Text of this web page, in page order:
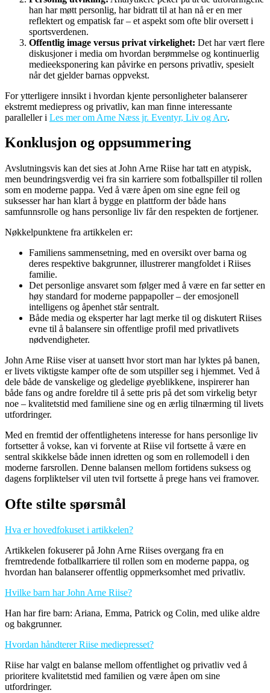
han har møtt personlig, har bidratt til at han nå er en mer
reflektert og empatisk far – et aspekt som ofte blir oversett i
sportsverdenen.
Offentlig image versus privat virkelighet: Det har vært flere
diskusjoner i media om hvordan berømmelse og kontinuerlig
medieeksponering kan påvirke en persons privatliv, spesielt
når det gjelder barnas oppvekst.
For ytterligere innsikt i hvordan kjente personligheter balanserer
ekstremt mediepress og privatliv, kan man finne interessante
paralleller i Les mer om Arne Næss jr. Eventyr, Liv og Arv.
Konklusjon og oppsummering
Avslutningsvis kan det sies at John Arne Riise har tatt en atypisk,
men beundringsverdig vei fra sin karriere som fotballspiller til rollen
som en moderne pappa. Ved å være åpen om sine egne feil og
suksesser har han klart å bygge en plattform der både hans
samfunnsrolle og hans personlige liv får den respekten de fortjener.
Nøkkelpunktene fra artikkelen er:
Familiens sammensetning, med en oversikt over barna og
deres respektive bakgrunner, illustrerer mangfoldet i Riises
familie.
Det personlige ansvaret som følger med å være en far setter en
høy standard for moderne pappapoller – der emosjonell
intelligens og åpenhet står sentralt.
Både media og eksperter har lagt merke til og diskutert Riises
evne til å balansere sin offentlige profil med privatlivets
nødvendigheter.
John Arne Riise viser at uansett hvor stort man har lyktes på banen,
er livets viktigste kamper ofte de som utspiller seg i hjemmet. Ved å
dele både de vanskelige og gledelige øyeblikkene, inspirerer han
både fans og andre foreldre til å sette pris på det som virkelig betyr
noe – kvalitetstid med familiene sine og en ærlig tilnærming til livets
utfordringer.
Med en fremtid der offentlighetens interesse for hans personlige liv
fortsetter å vokse, kan vi forvente at Riise vil fortsette å være en
sentral skikkelse både innen idretten og som en rollemodell i den
moderne farsrollen. Denne balansen mellom fortidens suksess og
dagens forpliktelser vil uten tvil fortsette å prege hans vei framover.
Ofte stilte spørsmål
Hva er hovedfokuset i artikkelen?
Artikkelen fokuserer på John Arne Riises overgang fra en
fremtredende fotballkarriere til rollen som en moderne pappa, og
hvordan han balanserer offentlig oppmerksomhet med privatliv.
Hvilke barn har John Arne Riise?
Han har fire barn: Ariana, Emma, Patrick og Colin, med ulike aldre
og bakgrunner.
Hvordan håndterer Riise mediepresset?
Riise har valgt en balanse mellom offentlighet og privatliv ved å
prioritere kvalitetstid med familien og være åpen om sine
utfordringer.